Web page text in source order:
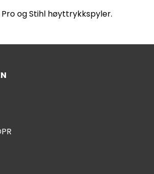
Pro og Stihl høyttrykkspyler.